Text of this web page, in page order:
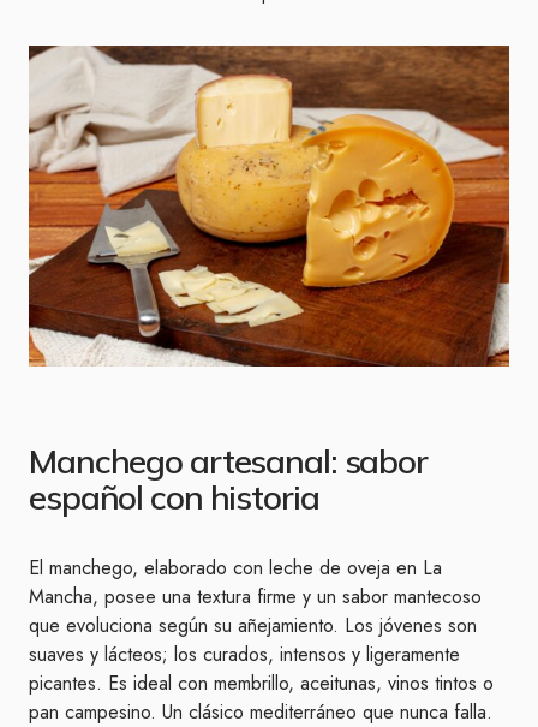
Manchego artesanal: sabor
español con historia
El manchego, elaborado con leche de oveja en La
Mancha, posee una textura firme y un sabor mantecoso
que evoluciona según su añejamiento. Los jóvenes son
suaves y lácteos; los curados, intensos y ligeramente
picantes. Es ideal con membrillo, aceitunas, vinos tintos o
pan campesino. Un clásico mediterráneo que nunca falla.